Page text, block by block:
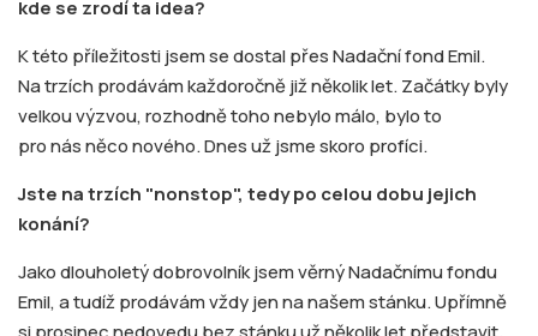
kde se zrodí ta idea?
K této příležitosti jsem se dostal přes Nadační fond Emil.
Na trzích prodávám každoročně již několik let. Začátky byly
velkou výzvou, rozhodně toho nebylo málo, bylo to
pro nás něco nového. Dnes už jsme skoro profíci.
Jste na trzích "nonstop", tedy po celou dobu jejich
konání?
Jako dlouholetý dobrovolník jsem věrný Nadačnímu fondu
Emil, a tudíž prodávám vždy jen na našem stánku. Upřímně